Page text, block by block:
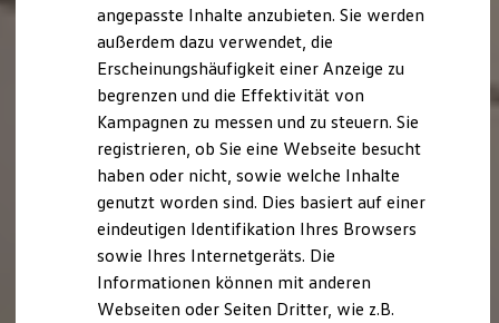
XTL-Dieselkraftstoff
Ersatzteile und Betriebsflüssigkeiten
Original Zubehör und Lifestyle Produkte
myVolkswagen
myVolkswagen Business
Elektrisch & Autonom
Elektro - & Hybridfahrzeuge
Unser Ansatz
Klimafreundlicher Strom
Reichweite & Ladelösungen
Reichweitensimulator
Ladezeitensimulator
Ladelösungen für Privatkunden
Ladelösungen für Gewerbekunden
Wallbox und Ladekabel
angepasste Inhalte anzubieten. Sie werden
außerdem dazu verwendet, die
Erscheinungshäufigkeit einer Anzeige zu
begrenzen und die Effektivität von
Kampagnen zu messen und zu steuern. Sie
registrieren, ob Sie eine Webseite besucht
haben oder nicht, sowie welche Inhalte
genutzt worden sind. Dies basiert auf einer
eindeutigen Identifikation Ihres Browsers
sowie Ihres Internetgeräts. Die
Informationen können mit anderen
Webseiten oder Seiten Dritter, wie z.B.